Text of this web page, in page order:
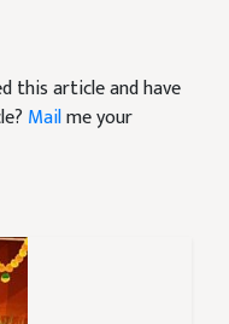
this article and have
Mailme your